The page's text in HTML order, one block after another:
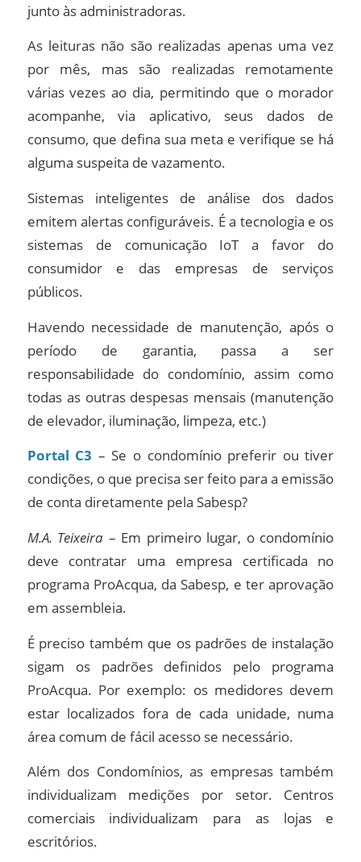
junto às administradoras.
As leituras não são realizadas apenas uma vez
por mês, mas são realizadas remotamente
várias vezes ao dia, permitindo que o morador
acompanhe, via aplicativo, seus dados de
consumo, que defina sua meta e verifique se há
alguma suspeita de vazamento.
Sistemas inteligentes de análise dos dados
emitem alertas configuráveis. É a tecnologia e os
sistemas de comunicação IoT a favor do
consumidor e das empresas de serviços
públicos.
Havendo necessidade de manutenção, após o
período de garantia, passa a ser
responsabilidade do condomínio, assim como
todas as outras despesas mensais (manutenção
de elevador, iluminação, limpeza, etc.)
Portal C3 – Se o condomínio preferir ou tiver
condições, o que precisa ser feito para a emissão
de conta diretamente pela Sabesp?
M.A. Teixeira – Em primeiro lugar, o condomínio
deve contratar uma empresa certificada no
programa ProAcqua, da Sabesp, e ter aprovação
em assembleia.
É preciso também que os padrões de instalação
sigam os padrões definidos pelo programa
ProAcqua. Por exemplo: os medidores devem
estar localizados fora de cada unidade, numa
área comum de fácil acesso se necessário.
Além dos Condomínios, as empresas também
individualizam medições por setor. Centros
comerciais individualizam para as lojas e
escritórios.